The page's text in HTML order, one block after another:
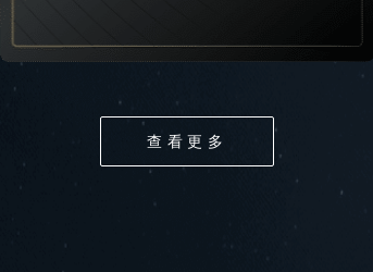
查看更多